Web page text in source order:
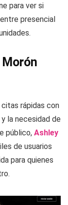
para ver si
presencial
rápidas con
la necesidad de
público, Ashley
de usuarios
para quienes